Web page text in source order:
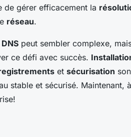
de gérer efficacement la
réseau.
peut sembler complexe,
ce défi avec succès.
et sécurisation
stable et sécurisé. Maintenant,